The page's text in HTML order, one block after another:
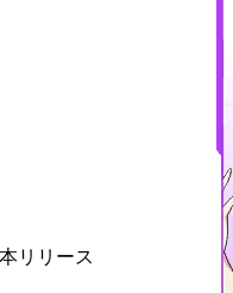
リリース